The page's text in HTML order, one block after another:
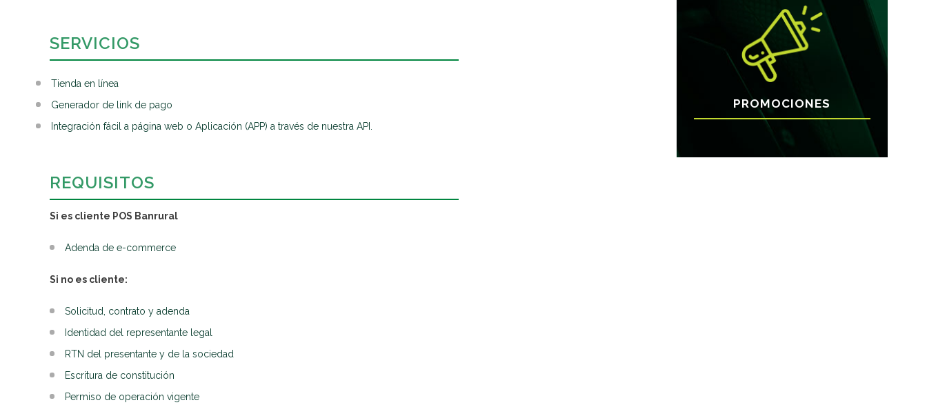
SERVICIOS
Tienda en línea
Generador de link de pago
Integración fácil a página web o Aplicación (APP) a través de nuestra API.
REQUISITOS
Si es cliente POS Banrural
Adenda de e-commerce
Si no es cliente:
Solicitud, contrato y adenda
Identidad del representante legal
RTN del presentante y de la sociedad
Escritura de constitución
Permiso de operación vigente
PROMOCIONES